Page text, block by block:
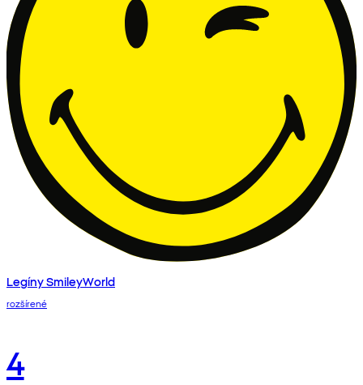
Legíny SmileyWorld
rozšírené
4